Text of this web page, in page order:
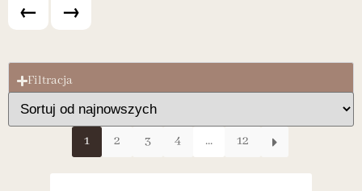
← →
Filtracja
1 2 3 4 ... 12